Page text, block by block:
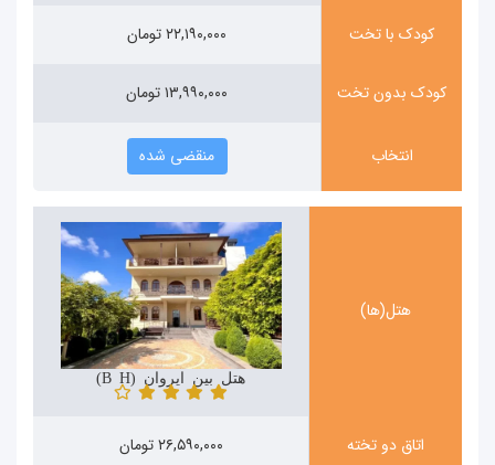
کودک با تخت ۲۲,۱۹۰,۰۰۰ تومان
کودک بدون تخت ۱۳,۹۹۰,۰۰۰ تومان
انتخاب منقضی شده
هتل(ها)
هتل بین ایروان (Bien Hotel)
اتاق دو تخته ۲۶,۵۹۰,۰۰۰ تومان